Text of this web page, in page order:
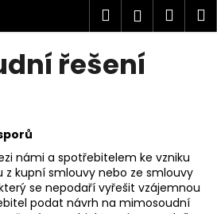
Hledat
řešení
námi a spotřebitelem ke vzniku
z kupní smlouvy nebo ze smlouvy
se nepodaří vyřešit vzájemnou
podat návrh na mimosoudní